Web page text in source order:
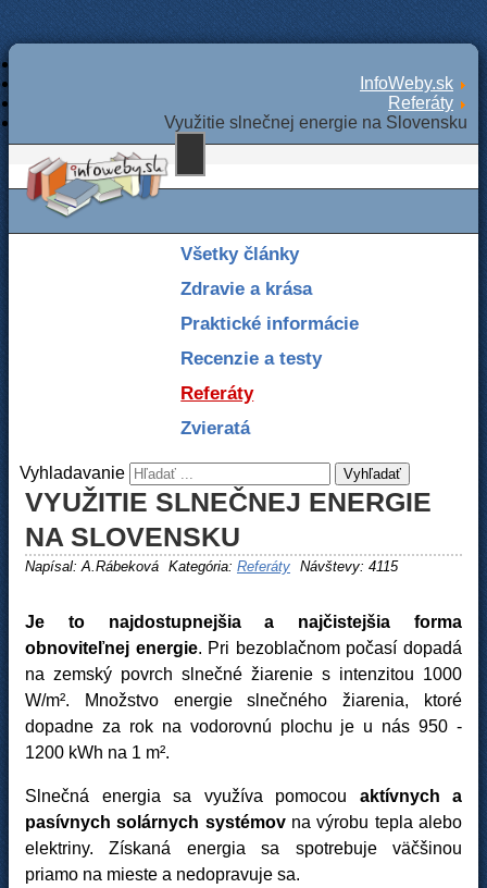
InfoWeby.sk
Referáty
Využitie slnečnej energie na Slovensku
Všetky články
Zdravie a krása
Praktické informácie
Recenzie a testy
Referáty
Zvieratá
Vyhladavanie Vyhľadať
VYUŽITIE SLNEČNEJ ENERGIE
NA SLOVENSKU
Napísal:A.Rábeková Kategória: Referáty Návštevy: 4115
Je to najdostupnejšia a najčistejšia forma
obnoviteľnej energie. Pri bezoblačnom počasí dopadá
na zemský povrch slnečné žiarenie s intenzitou 1000
W/m². Množstvo energie slnečného žiarenia, ktoré
dopadne za rok na vodorovnú plochu je u nás 950 -
1200 kWh na 1 m².
Slnečná energia sa využíva pomocou aktívnych a
pasívnych solárnych systémovna výrobu tepla alebo
elektriny. Získaná energia sa spotrebuje väčšinou
priamo na mieste a nedopravuje sa.